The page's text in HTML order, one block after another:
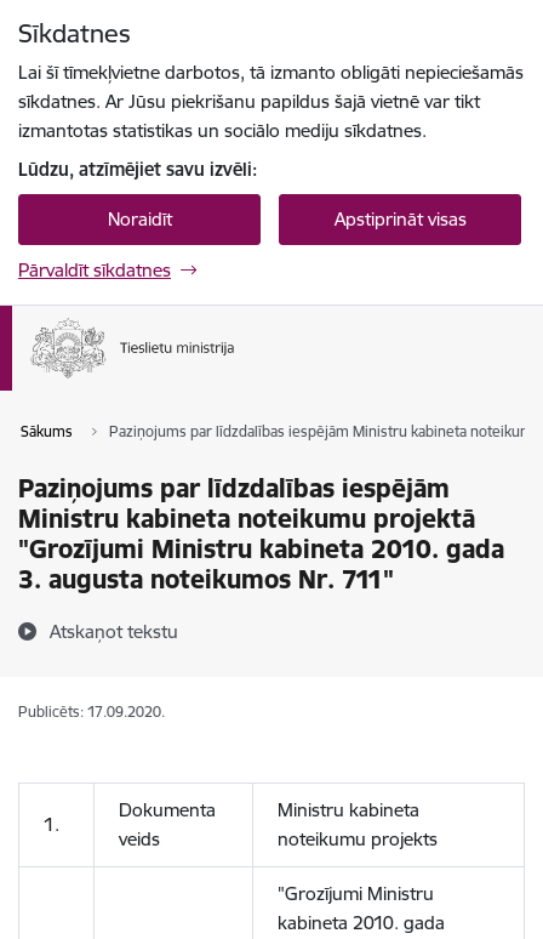
Sīkdatnes
Lai šī tīmekļvietne darbotos, tā izmanto obligāti nepieciešamās
sīkdatnes. Ar Jūsu piekrišanu papildus šajā vietnē var tikt
izmantotas statistikas un sociālo mediju sīkdatnes.
Lūdzu, atzīmējiet savu izvēli:
Noraidīt Apstiprināt visas
Pārvaldīt sīkdatnes
Sākums Paziņojums par līdzdalības iespējām Ministru kabineta
Paziņojums par līdzdalības iespējām
Ministru kabineta noteikumu projektā
"Grozījumi Ministru kabineta 2010. gada
3. augusta noteikumos Nr. 711"
Atskaņot tekstu
Publicēts: 17.09.2020.
1.
Dokumenta
veids
Ministru kabineta
noteikumu projekts
"Grozījumi Ministru
kabineta 2010. gada